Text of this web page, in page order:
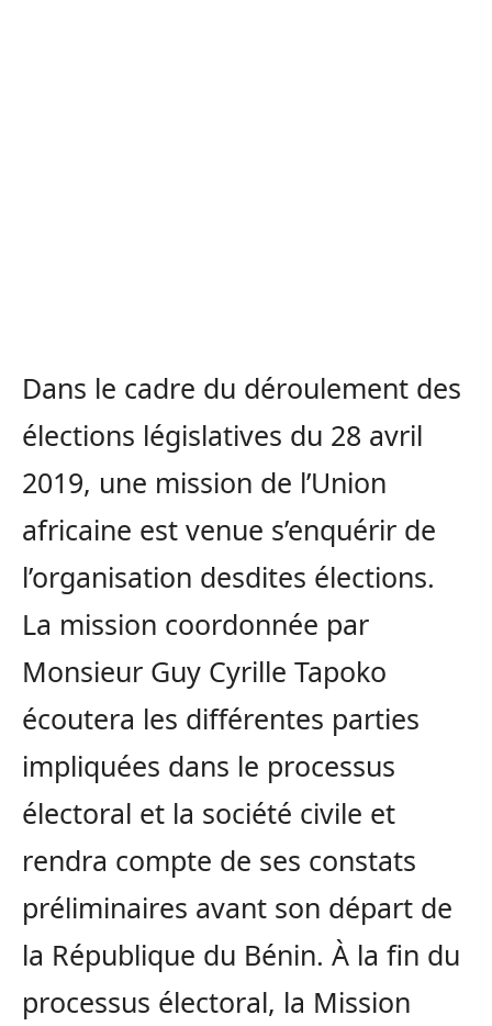
Dans le cadre du déroulement des
élections législatives du 28 avril
2019, une mission de l’Union
africaine est venue s’enquérir de
l’organisation desdites élections.
La mission coordonnée par
Monsieur Guy Cyrille Tapoko
écoutera les différentes parties
impliquées dans le processus
électoral et la société civile et
rendra compte de ses constats
préliminaires avant son départ de
la République du Bénin. À la fin du
processus électoral, la Mission